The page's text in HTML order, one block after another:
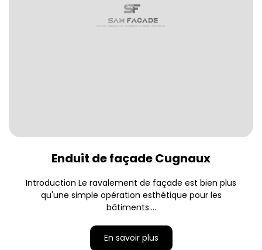
Enduit de façade Cugnaux
Introduction Le ravalement de façade est bien plus
qu'une simple opération esthétique pour les
bâtiments....
En savoir plus